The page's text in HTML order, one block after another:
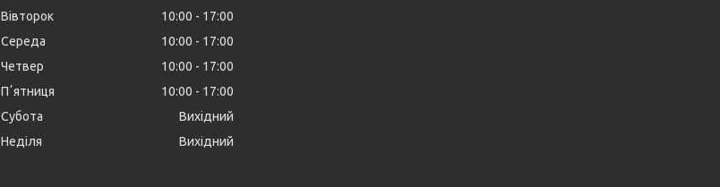
Вівторок
10:00
17:00
Середа
10:00
17:00
Четвер
10:00
17:00
Пʼятниця
10:00
17:00
Субота
Вихідний
Неділя
Вихідний